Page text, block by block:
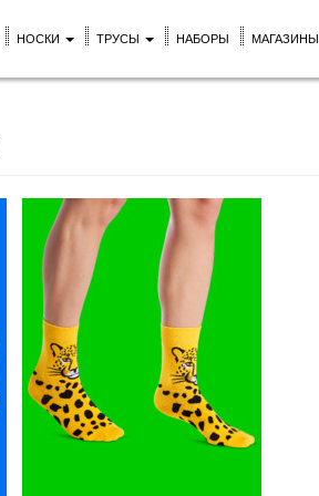
НОСКИ ТРУСЫ НАБОРЫ МАГАЗИНЫ